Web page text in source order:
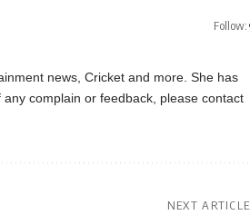
Follow:
news, Cricket and more. She has
complain or feedback, please contact
NEXT ARTICLE